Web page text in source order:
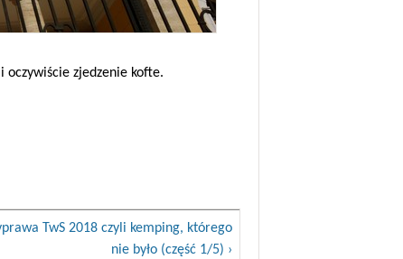
oczywiście zjedzenie kofte.
TwS 2018 czyli kemping, którego
nie było (część 1/5) ›